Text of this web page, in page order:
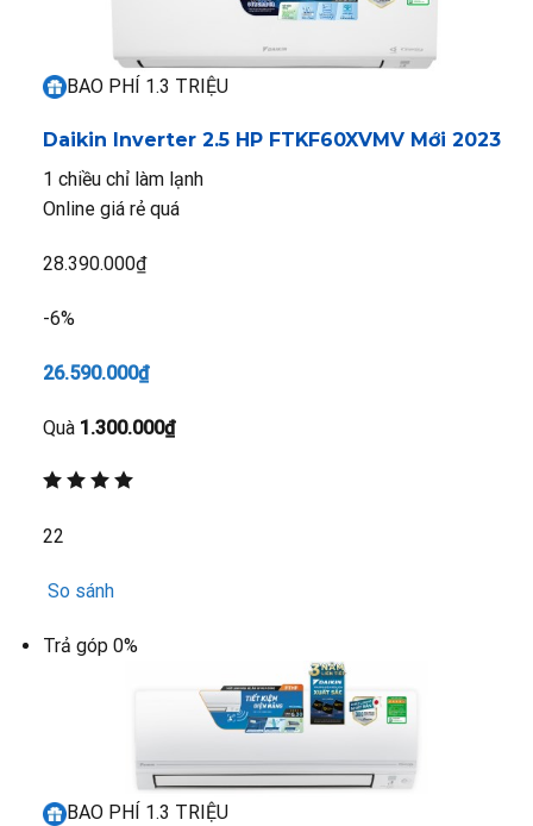
BAO PHÍ 1.3 TRIỆU
Daikin Inverter 2.5 HP FTKF60XVMV Mới 2023
1 chiều chỉ làm lạnh
Online giá rẻ quá
28.390.000₫
-6%
26.590.000₫
Quà 1.300.000₫
22
So sánh
Trả góp 0%
BAO PHÍ 1.3 TRIỆU